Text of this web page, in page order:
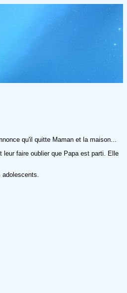
qu'il quitte Maman et la maison...
faire oublier que Papa est parti. Elle